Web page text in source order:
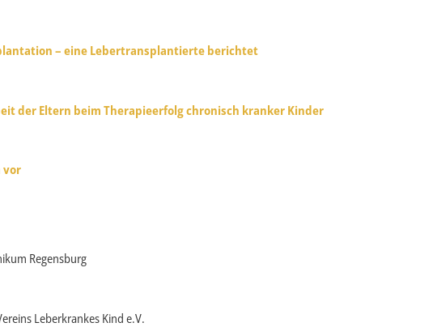
– eine Lebertransplantierte berichtet
der Eltern beim Therapieerfolg chronisch kranker Kinder
vor
Regensburg
Leberkrankes Kind e.V.